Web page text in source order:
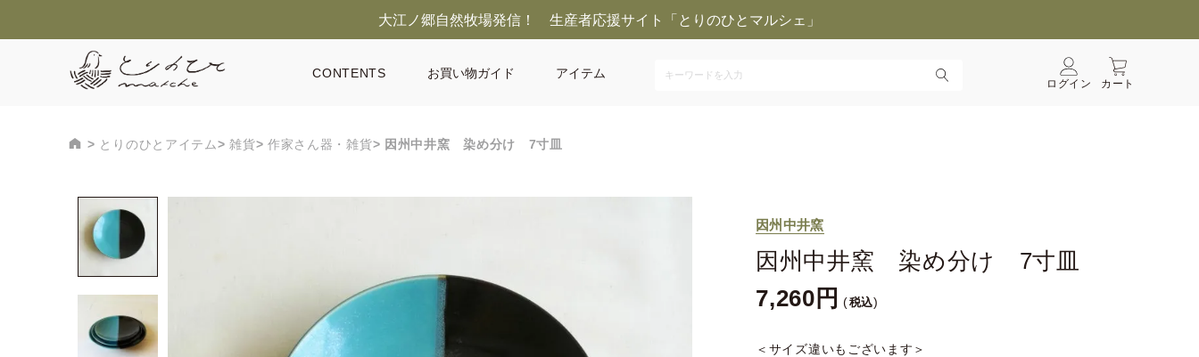
大江ノ郷自然牧場発信！ 生産者応援サイト「とりのひとマルシェ」
CONTENTS お買い物ガイド アイテム
ログイン カート
とりのひとアイテム 雑貨 作家さん器・雑貨 因州中井窯 染め分け 7寸皿
因州中井窯
因州中井窯 染め分け 7寸皿
7,260
税込
＜サイズ違いもございます＞